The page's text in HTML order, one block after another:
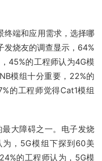
终端和应用需求，选择哪
发烧友的调查显示，64%
45%的工程师认为4G模
模组十分重要，22%的
的工程师觉得Cat1模组
大障碍之一。电子发烧
，5G模组下探到60美
的工程师认为，5G模